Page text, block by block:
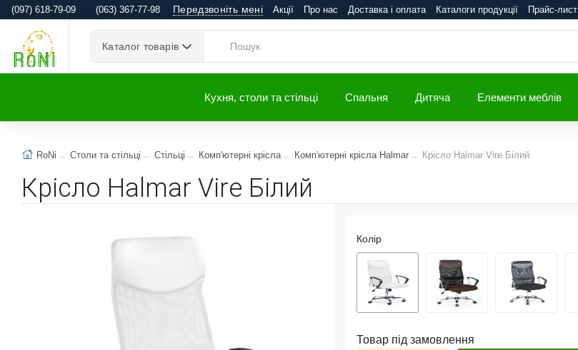
(097) 618-79-09 (063) 367-77-98 Передзвоніть мені Акції Про нас Доставка і оплата Каталоги продукції Прайс-лист
Каталог товарів
Кухня, столи та стільці Спальня Дитяча Елементи меблів
RoNi Столи та стільці Стільці Комп'ютерні крісла Комп'ютерні крісла Halmar Крісло Halmar Vire Білий
Крісло Halmar Vire Білий
Колір
Товар під замовлення